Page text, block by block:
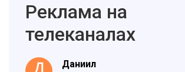
Реклама на
телеканалах
Дaниил